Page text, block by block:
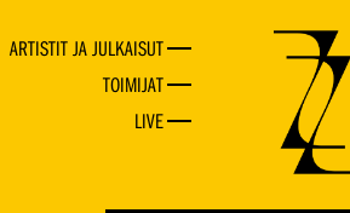
ARTISTIT JA JULKAISUT
TOIMIJAT
LIVE